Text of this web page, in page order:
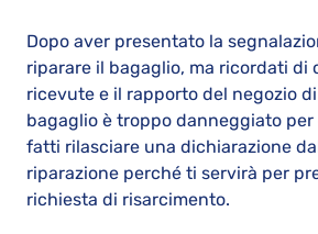
Dopo aver presentato la
riparare il bagaglio, ma ricordati di
ricevute e il rapporto del negozio
bagaglio è troppo danneggiato per
fatti rilasciare una dichiarazione
riparazione perché ti servirà per
richiesta di risarcimento.